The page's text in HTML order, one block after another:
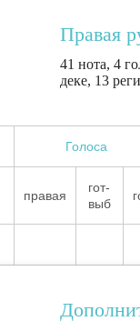
Правая
41 нота, 4
деке, 13
Голоса
правая
гот-
выб